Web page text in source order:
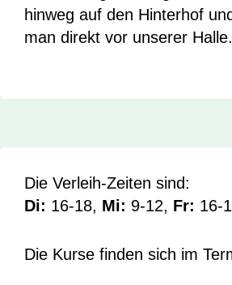
hinweg auf den Hinterhof
man direkt vor unserer Halle.
Die Verleih-Zeiten sind:
Di: 16-18, Mi: 9-12, Fr: 16-
Die Kurse finden sich im